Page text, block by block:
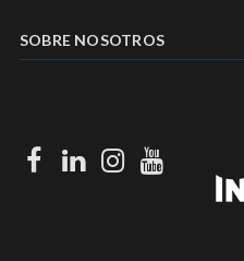
SOBRE NOSOTROS
Facebook
LinkedIn
Instagram
Youtube